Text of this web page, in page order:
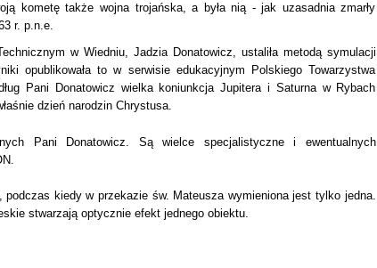
kometę także wojna trojańska, a była nią - jak uzasadnia zmarły
r. p.n.e.
w Wiedniu, Jadzia Donatowicz, ustaliła metodą symulacji
opublikowała to w serwisie edukacyjnym Polskiego Towarzystwa
Pani Donatowicz wielka koniunkcja Jupitera i Saturna w Rybach
dzień narodzin Chrystusa.
Pani Donatowicz. Są wielce specjalistyczne i ewentualnych
podczas kiedy w przekazie św. Mateusza wymieniona jest tylko jedna.
stwarzają optycznie efekt jednego obiektu.